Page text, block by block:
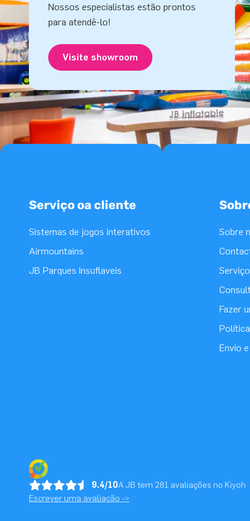
Nossos especialistas estão prontos
para atendê-lo!
Visite showroom
Serviço oa cliente
Sistemas de jogos interativos
Airmountains
JB Parques Insuflaveis
Sobre
Fazer
Envio
9.4/10A JB tem 281 avaliações no Kiyoh
Escrever uma avaliação ->